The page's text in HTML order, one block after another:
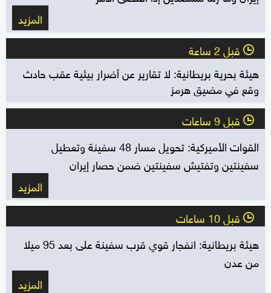
المزيد
l قبل 2 ساعة
هيئة بحرية بريطانية: لا تقارير عن أضرار بيئية عقب حادث
وقع في مضيق هرمز
l قبل 9 ساعات
القوات الأميركية: تحويل مسار 48 سفينة وتعطيل
سفينتين وتفتيش سفينتين ضمن حصار إيران
المزيد
l قبل 10 ساعات
هيئة بريطانية: انفجار قوي قرب سفينة على بعد 95 ميلا
من عدن
المزيد